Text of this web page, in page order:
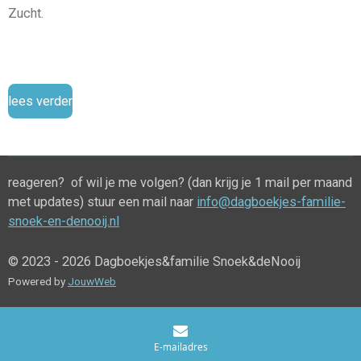
Zucht.
lees verder
reageren? of wil je me volgen? (dan krijg je 1 mail per maand
met updates) stuur een mail naar info@dagboekjes-familie-
snoek-en-denooij.nl
© 2023 - 2026 Dagboekjes&familie Snoek&deNooij
Powered by JouwWeb
E-mailadres